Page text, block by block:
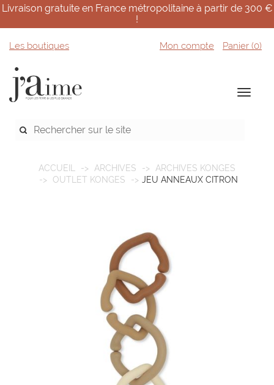
Livraison gratuite en France métropolitaine à partir de 300 €
!
Les boutiques Mon compte Panier (0)
ACCUEIL ARCHIVES
ARCHIVES KONGES
OUTLET KONGES
JEU ANNEAUX CITRON